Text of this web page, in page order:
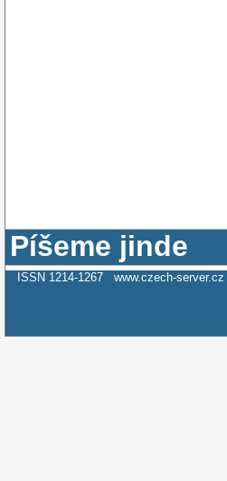
Píšeme jinde
ISSN 1214-1267 www.czech-server.cz